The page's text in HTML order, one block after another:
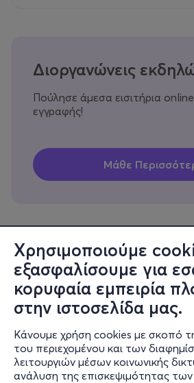
Χρησιμοποιούμε
εξασφαλίσουμε για
κορυφαία εμπειρία
στην ιστοσελίδα μας.
Κάνουμε χρήση cookies με σκοπό
του περιεχομένου και των
λειτουργιών μέσων κοινωνικής
ανάλυση της επισκεψιμότητας
Διοργανώνεις
Πούλησε άμεσα εισιτήρια
εγγραφής!
Πληροφορίες
Υποστήριξη
Stay Connected